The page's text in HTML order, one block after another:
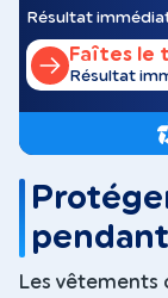
Résultat
Faîtes le
Résultat
Les vêtements